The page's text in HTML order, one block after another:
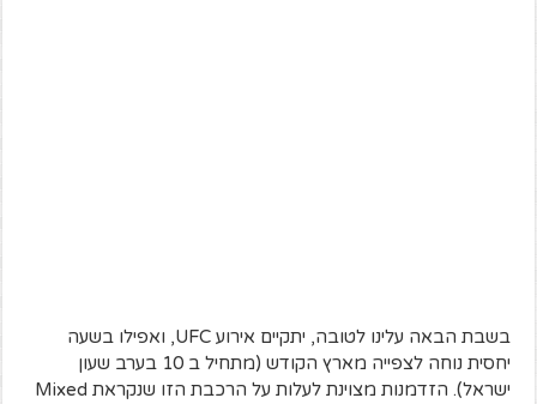
בשבת הבאה עלינו לטובה, יתקיים אירוע UFC, ואפילו בשעה
יחסית נוחה לצפייה מארץ הקודש (מתחיל ב 10 בערב שעון
ישראל). הזדמנות מצוינת לעלות על הרכבת הזו שנקראת Mixed